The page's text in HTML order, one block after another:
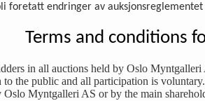
foretatt endringer av
Terms and conditions
in all auctions held by Oslo
the public and all participation is
Myntgalleri AS or by the main